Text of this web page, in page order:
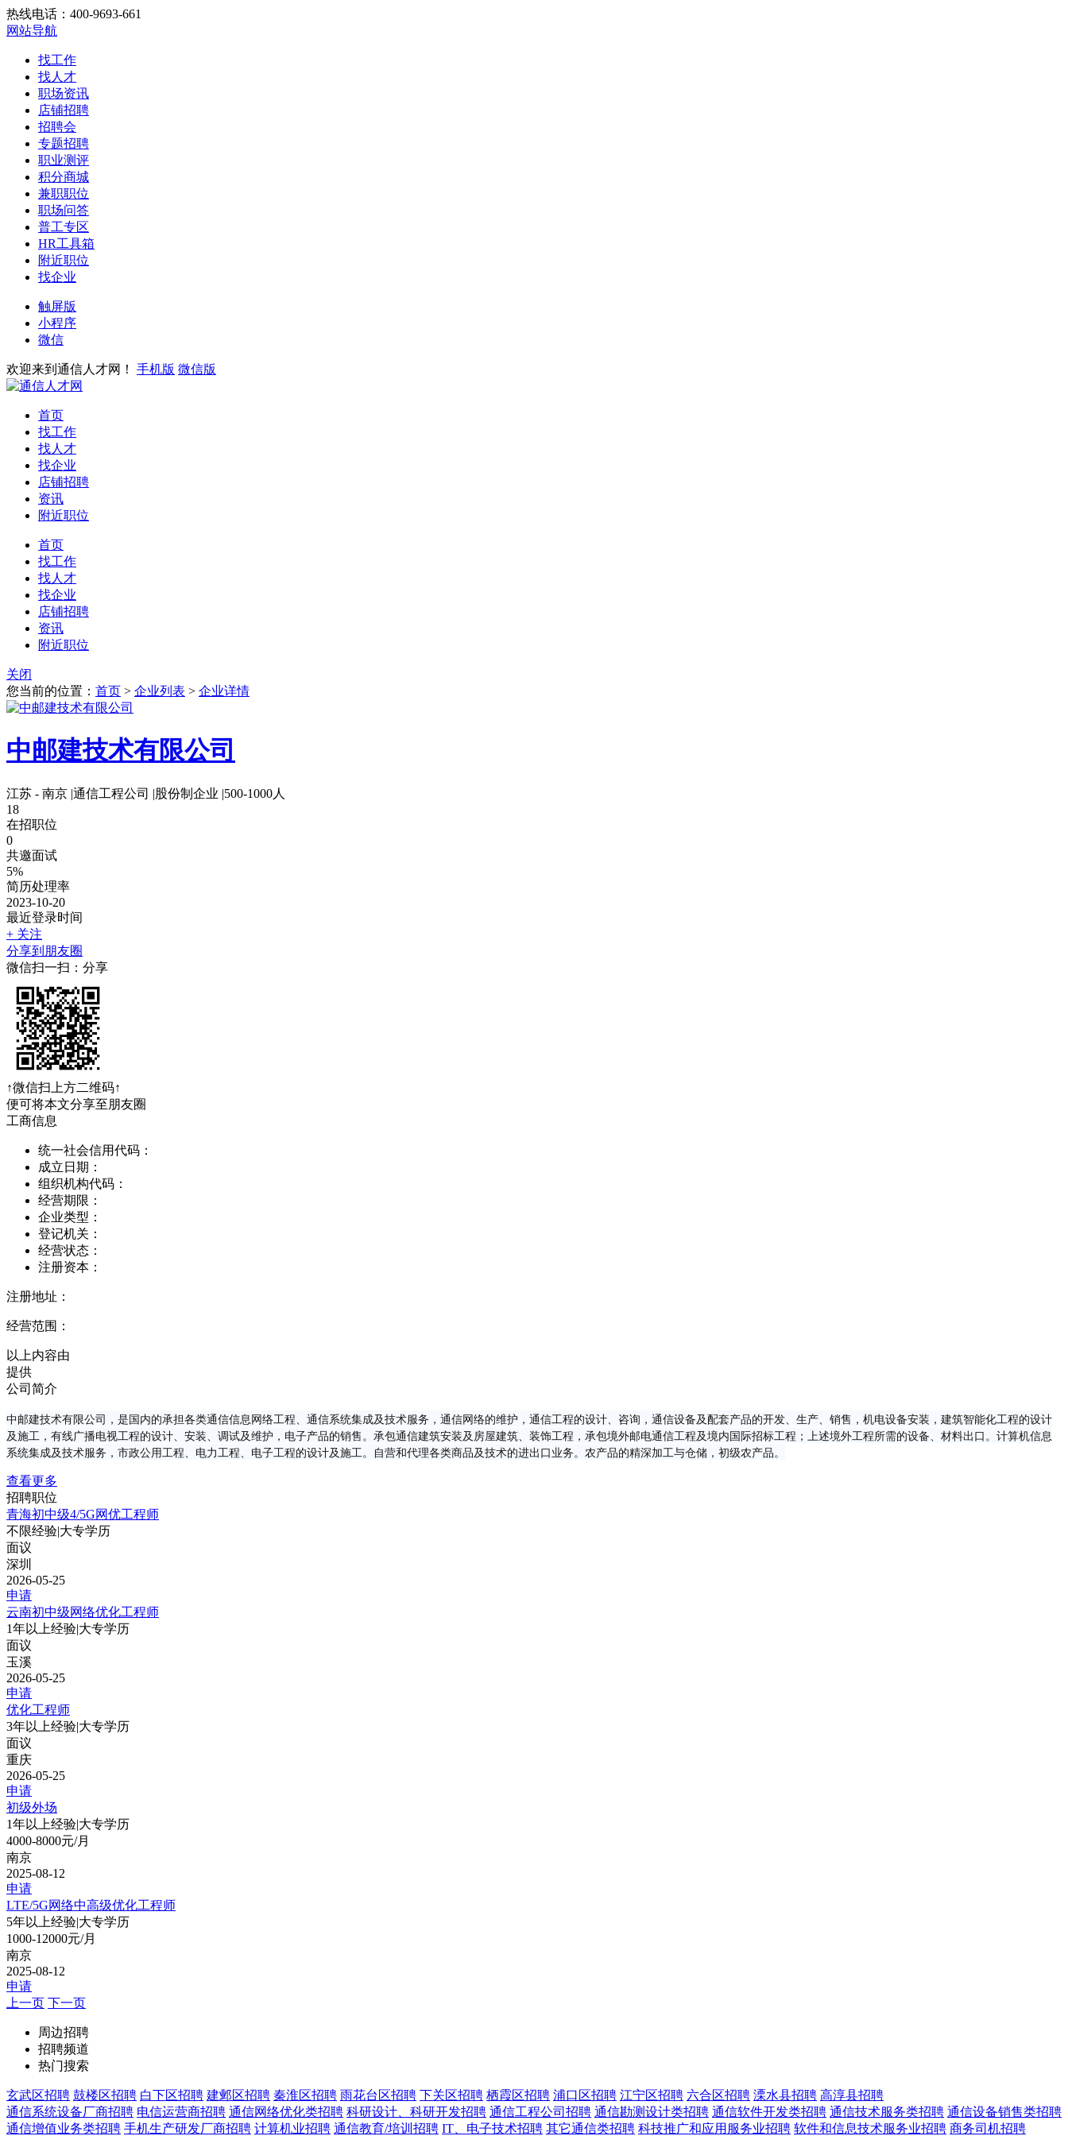
热线电话：400-9693-661
网站导航
找工作
找人才
职场资讯
店铺招聘
招聘会
专题招聘
职业测评
积分商城
兼职职位
职场问答
普工专区
HR工具箱
附近职位
找企业
触屏版
小程序
微信
欢迎来到通信人才网！ 手机版 微信版
首页
找工作
找人才
找企业
店铺招聘
资讯
附近职位
首页
找工作
找人才
找企业
店铺招聘
资讯
附近职位
关闭
您当前的位置： 首页 > 企业列表 > 企业详情
中邮建技术有限公司
江苏 - 南京 |通信工程公司 |股份制企业 |500-1000人
18
在招职位
0
共邀面试
5%
简历处理率
2023-10-20
最近登录时间
+ 关注
分享到朋友圈
微信扫一扫：分享
↑微信扫上方二维码↑
便可将本文分享至朋友圈
工商信息
统一社会信用代码：
成立日期：
组织机构代码：
经营期限：
企业类型：
登记机关：
经营状态：
注册资本：
注册地址：
经营范围：
以上内容由
提供
公司简介
中邮建技术有限公司，是国内的承担各类通信信息网络工程、通信系统集成及技术服务，通信网络的维护，通信工程的设计、咨询，通信设备及配套产品的开发、生产、销售，机电设备安装，建筑智能化工程的设计
及施工，有线广播电视工程的设计、安装、调试及维护，电子产品的销售。承包通信建筑安装及房屋建筑、装饰工程，承包境外邮电通信工程及境内国际招标工程；上述境外工程所需的设备、材料出口。计算机信息
系统集成及技术服务，市政公用工程、电力工程、电子工程的设计及施工。自营和代理各类商品及技术的进出口业务。农产品的精深加工与仓储，初级农产品。
查看更多
招聘职位
青海初中级4/5G网优工程师
不限经验|大专学历
面议
深圳
2026-05-25
申请
云南初中级网络优化工程师
1年以上经验|大专学历
面议
玉溪
2026-05-25
申请
优化工程师
3年以上经验|大专学历
面议
重庆
2026-05-25
申请
初级外场
1年以上经验|大专学历
4000-8000元/月
南京
2025-08-12
申请
LTE/5G网络中高级优化工程师
5年以上经验|大专学历
1000-12000元/月
南京
2025-08-12
申请
上一页 下一页
周边招聘
招聘频道
热门搜索
玄武区招聘 鼓楼区招聘 白下区招聘 建邺区招聘 秦淮区招聘 雨花台区招聘 下关区招聘 栖霞区招聘 浦口区招聘 江宁区招聘 六合区招聘 溧水县招聘 高淳县招聘
通信系统设备厂商招聘 电信运营商招聘 通信网络优化类招聘 科研设计、科研开发招聘 通信工程公司招聘 通信勘测设计类招聘 通信软件开发类招聘 通信技术服务类招聘 通信设备销售类招聘
通信增值业务类招聘 手机生产研发厂商招聘 计算机业招聘 通信教育/培训招聘 IT、电子技术招聘 其它通信类招聘 科技推广和应用服务业招聘 软件和信息技术服务业招聘 商务司机招聘